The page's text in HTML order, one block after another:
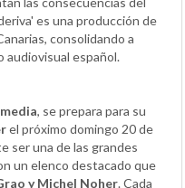
es una producción de
consolidando a
audiovisual español.
, se prepara para su
el próximo domingo 20 de
ser una de las grandes
un elenco destacado que
y Michel Noher. Cada